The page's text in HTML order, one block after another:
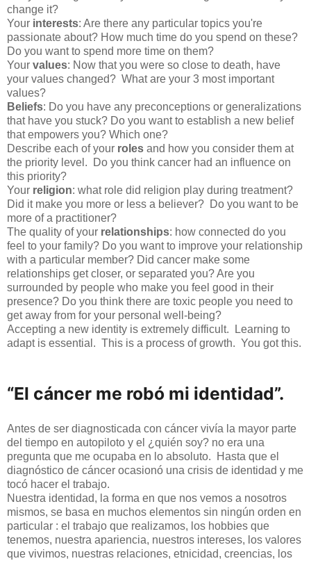
change it?
Your interests: Are there any particular topics you're
passionate about? How much time do you spend on these?
Do you want to spend more time on them?
Your values: Now that you were so close to death, have
your values changed? What are your 3 most important
values?
Beliefs: Do you have any preconceptions or generalizations
that have you stuck? Do you want to establish a new belief
that empowers you? Which one?
Describe each of your roles and how you consider them at
the priority level. Do you think cancer had an influence on
this priority?
Your religion: what role did religion play during treatment?
Did it make you more or less a believer? Do you want to be
more of a practitioner?
The quality of your relationships: how connected do you
feel to your family? Do you want to improve your relationship
with a particular member? Did cancer make some
relationships get closer, or separated you? Are you
surrounded by people who make you feel good in their
presence? Do you think there are toxic people you need to
get away from for your personal well-being?
Accepting a new identity is extremely difficult. Learning to
adapt is essential. This is a process of growth. You got this.
“El cáncer me robó mi identidad”.
Antes de ser diagnosticada con cáncer vivía la mayor parte
del tiempo en autopiloto y el ¿quién soy? no era una
pregunta que me ocupaba en lo absoluto. Hasta que el
diagnóstico de cáncer ocasionó una crisis de identidad y me
tocó hacer el trabajo.
Nuestra identidad, la forma en que nos vemos a nosotros
mismos, se basa en muchos elementos sin ningún orden en
particular : el trabajo que realizamos, los hobbies que
tenemos, nuestra apariencia, nuestros intereses, los valores
que vivimos, nuestras relaciones, etnicidad, creencias, los